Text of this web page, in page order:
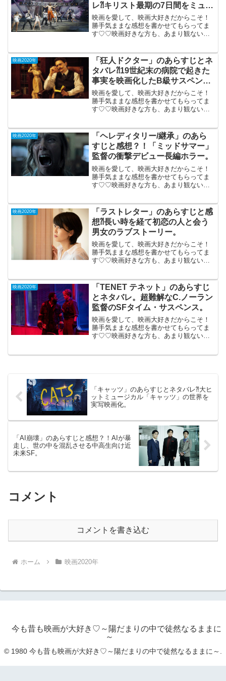
レ⁈キリスト最期の7日間をミュー
ジカル化。
映画を愛して、映画大好きだからこそ！
勝手気ままな感想を書かせてもらってま
す♡♡映画好きな方も、あまり観ない方
ェイ版）DVD鑑賞2012年12月15日公開
（...
映画2020年
「狂人ドクター」のあらすじとネ
タバレ⁈19世紀末の病院で起きた
事実を映画化したB級サスペン
ス。
映画を愛して、映画大好きだからこそ！
勝手気ままな感想を書かせてもらってま
す♡♡映画好きな方も、あまり観ない方
19世紀末の病院であった事実を映画化
し...
映画2020年
「ヘレディタリー/継承」のあら
すじと感想？！「ミッドサマー」
監督の衝撃デビュー長編ホラー。
映画を愛して、映画大好きだからこそ！
勝手気ままな感想を書かせてもらってま
す♡♡映画好きな方も、あまり観ない方
公開（127分）「ミッドサマー」のア...
映画2020年
「ラストレター」のあらすじと感
想⁈長い時を経て初恋の人と会う
男女のラブストーリー。
映画を愛して、映画大好きだからこそ！
勝手気ままな感想を書かせてもらってま
す♡♡映画好きな方も、あまり観ない方
て初恋の人と会う男女のラブストーリ
ー。夫と...
映画2020年
「TENET テネット」のあらすじ
とネタバレ。超難解なC.ノーラン
監督のSFタイム・サスペンス。
映画を愛して、映画大好きだからこそ！
勝手気ままな感想を書かせてもらってま
す♡♡映画好きな方も、あまり観ない方
「キャッツ」のあらすじとネタバレ⁈大ヒ
ットミュージカル「キャッツ」の世界を
実写映画化。
「AI崩壊」のあらすじと感想？！AIが暴
走し、世の中を混乱させる中高生向け近
未来SF。
コメント
コメントを書き込む
ホーム 映画2020年
今も昔も映画が大好き♡～陽だまりの中で徒然なるままに
～
© 1980 今も昔も映画が大好き♡～陽だまりの中で徒然なるままに～.